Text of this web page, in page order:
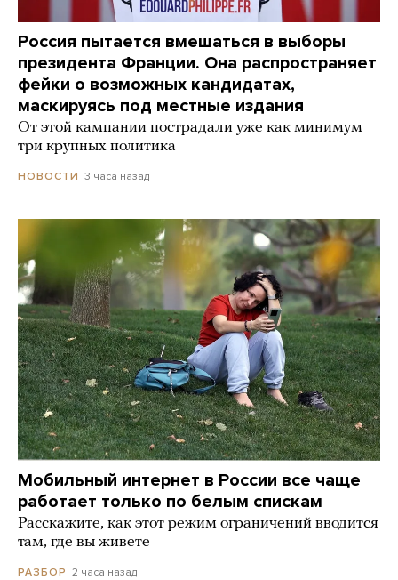
Россия пытается вмешаться в выборы
президента Франции. Она распространяет
фейки о возможных кандидатах,
маскируясь под местные издания
От этой кампании пострадали уже как минимум
три крупных политика
НОВОСТИ 3 часа назад
Мобильный интернет в России все чаще
работает только по белым спискам
Расскажите, как этот режим ограничений вводится
там, где вы живете
РАЗБОР 2 часа назад